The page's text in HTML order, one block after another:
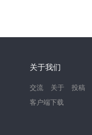
关于我们
交流 关于
投稿
客户端下载